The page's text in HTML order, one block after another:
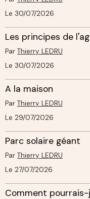
Le 30/07/2026
Les principes de
Par Thierry LEDRU
Le 30/07/2026
A la maison
Par Thierry LEDRU
Le 29/07/2026
Parc solaire géant
Par Thierry LEDRU
Le 27/07/2026
Comment